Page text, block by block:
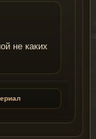
не каких